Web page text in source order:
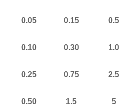
0.05 0.15 0.5
0.10 0.30 1.0
0.25 0.75 2.5
0.50 1.5 5